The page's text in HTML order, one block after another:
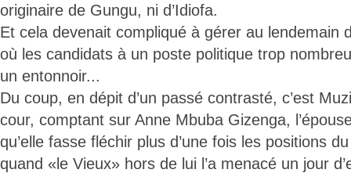
originaire de Gungu, ni d’Idiofa.
Et cela devenait compliqué à gérer au lendemain
où les candidats à un poste politique trop
un entonnoir...
Du coup, en dépit d’un passé contrasté, c’est
cour, comptant sur Anne Mbuba Gizenga,
qu’elle fasse fléchir plus d’une fois les positions
quand «le Vieux» hors de lui l’a menacé un jour